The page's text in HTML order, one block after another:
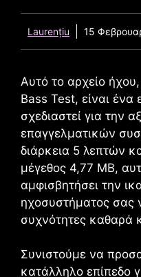
Laurențiu 15
Αυτό το αρχείο
Bass Test, είναι ένα
σχεδιαστεί για την
επαγγελματικών
διάρκεια 5 λεπτών
μέγεθος 4,77 MB,
αμφισβητήσει την
ηχοσυστήματος σας
συχνότητες καθαρά
Συνιστούμε να
κατάλληλο επίπεδο